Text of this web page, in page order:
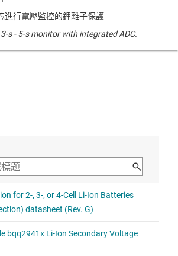
進行電壓監控的鋰離子保護
s - 5-s monitor with integrated ADC.